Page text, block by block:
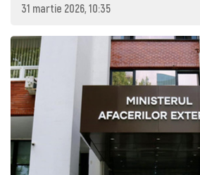
31 martie 2026, 10:35